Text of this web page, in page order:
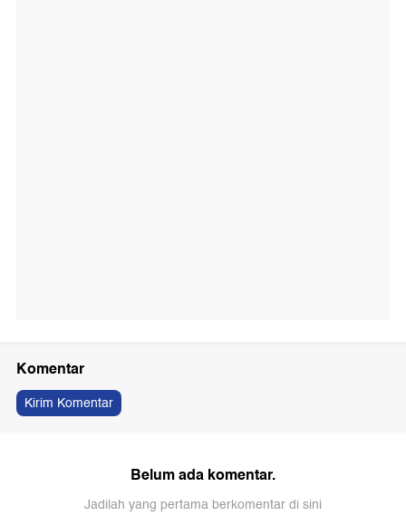
Komentar
Kirim Komentar
Belum ada komentar.
Jadilah yang pertama berkomentar di sini